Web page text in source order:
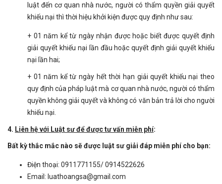
luật đến cơ quan nhà nước, người có thẩm quyền giải quyết
khiếu nại thì thời hiệu khởi kiện được quy định như sau:
+ 01 năm kể từ ngày nhận được hoặc biết được quyết định
giải quyết khiếu nại lần đầu hoặc quyết định giải quyết khiếu
nại lần hai;
+ 01 năm kể từ ngày hết thời hạn giải quyết khiếu nại theo
quy định của pháp luật mà cơ quan nhà nước, người có thẩm
quyền không giải quyết và không có văn bản trả lời cho người
khiếu nại.
4. Liên hệ với Luật sư để được tư vấn miễn phí:
Bất kỳ thắc mắc nào sẽ được luật sư giải đáp miễn phí cho bạn:
Điện thoại: 0911771155/ 0914522626
Email: luathoangsa@gmail.com